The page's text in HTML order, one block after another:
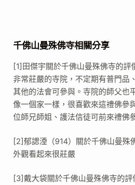
千佛山曼殊佛寺相關分享
[1]田傑宇關於千佛山曼殊佛寺的評
非常莊嚴的寺院，不定期有普門品
其他的法會可參與。寺院的師父也
像一個家一樣，很喜歡來這禮佛參
位師兄師姐、護法信徒可前來禮佛
[2]郁諰湮（914）關於千佛山曼殊
外觀看起來很莊嚴
[3]戴大袋關於千佛山曼殊佛寺的評